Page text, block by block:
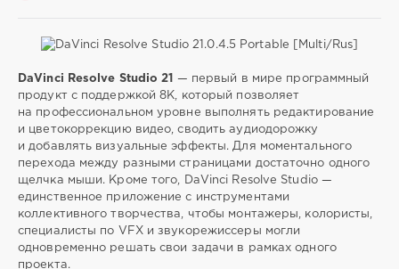
SamDel
0
редактирование,
цветокоррекция,
видео,
добавлять ,
эффекты
DaVinci Resolve Studio 21
— первый в мире программный
продукт с поддержкой 8K, который позволяет
на профессиональном уровне выполнять редактирование
и цветокоррекцию видео, сводить аудиодорожку
и добавлять визуальные эффекты. Для моментального
перехода между разными страницами достаточно одного
щелчка мыши. Кроме того, DaVinci Resolve Studio —
единственное приложение с инструментами
коллективного творчества, чтобы монтажеры, колористы,
специалисты по VFX и звукорежиссеры могли
одновременно решать свои задачи в рамках одного
проекта.